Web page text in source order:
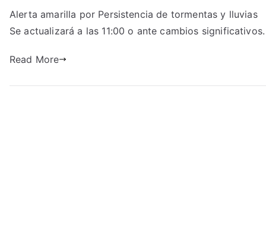
Alerta amarilla por Persistencia de tormentas y lluvias
Se actualizará a las 11:00 o ante cambios significativos.
Read More